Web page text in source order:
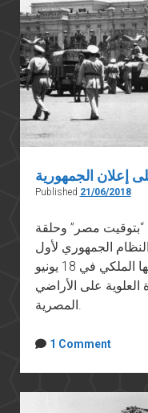
Published 21/06/2018
“بتوقيت مصر” وحلقة
على إعلان النظام الجمهوري لأول
مرة في مصر التي ألغت حكمها الملكي في 18 يونيو
العلوية على الأراضي
المصرية.
1 Comment